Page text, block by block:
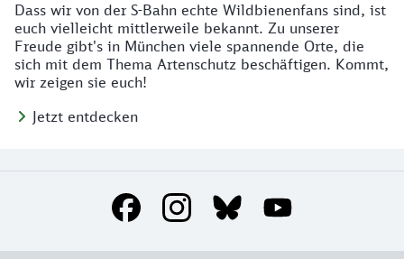
Dass wir von der S-Bahn echte Wildbienenfans sind, ist
euch vielleicht mittlerweile bekannt. Zu unserer
Freude gibt's in München viele spannende Orte, die
sich mit dem Thema Artenschutz beschäftigen. Kommt,
wir zeigen sie euch!
Jetzt entdecken
Social Media Links